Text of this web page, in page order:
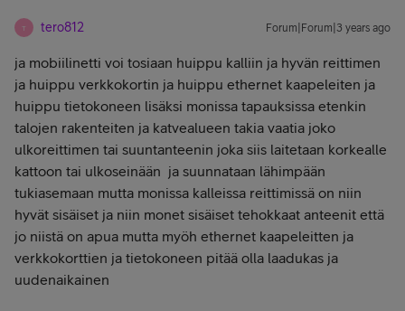
T tero812 Forum|Forum|3 years ago
ja mobiilinetti voi tosiaan huippu kalliin ja hyvän reittimen
ja huippu verkkokortin ja huippu ethernet kaapeleiten ja
huippu tietokoneen lisäksi monissa tapauksissa etenkin
talojen rakenteiten ja katvealueen takia vaatia joko
ulkoreittimen tai suuntanteenin joka siis laitetaan korkealle
kattoon tai ulkoseinään ja suunnataan lähimpään
tukiasemaan mutta monissa kalleissa reittimissä on niin
hyvät sisäiset ja niin monet sisäiset tehokkaat anteenit että
jo niistä on apua mutta myöh ethernet kaapeleitten ja
verkkokorttien ja tietokoneen pitää olla laadukas ja
uudenaikainen